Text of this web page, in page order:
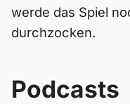
werde das Spiel
durchzocken.
Podcasts